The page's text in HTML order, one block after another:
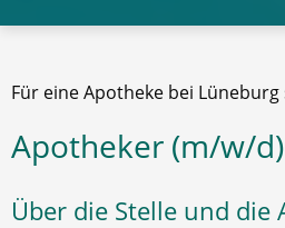
Für eine Apotheke bei
Apotheker (m/w/
Über die Stelle und die